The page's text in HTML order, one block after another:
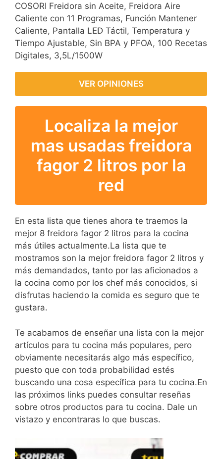
COSORI Freidora sin Aceite, Freidora Aire
Caliente con 11 Programas, Función Mantener
Caliente, Pantalla LED Táctil, Temperatura y
Tiempo Ajustable, Sin BPA y PFOA, 100 Recetas
Digitales, 3,5L/1500W
VER OPINIONES
Localiza la mejor
mas usadas freidora
fagor 2 litros por la
red
En esta lista que tienes ahora te traemos la
mejor 8 freidora fagor 2 litros para la cocina
más útiles actualmente.La lista que te
mostramos son la mejor freidora fagor 2 litros y
más demandados, tanto por las aficionados a
la cocina como por los chef más conocidos, si
disfrutas haciendo la comida es seguro que te
gustara.
Te acabamos de enseñar una lista con la mejor
artículos para tu cocina más populares, pero
obviamente necesitarás algo más específico,
puesto que con toda probabilidad estés
buscando una cosa específica para tu cocina.En
las próximos links puedes consultar reseñas
sobre otros productos para tu cocina. Dale un
vistazo y encontraras lo que buscas.